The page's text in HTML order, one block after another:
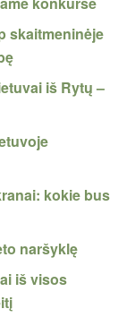
skaitmeninėje
iš Rytų –
kokie bus
naršyklę
iš visos